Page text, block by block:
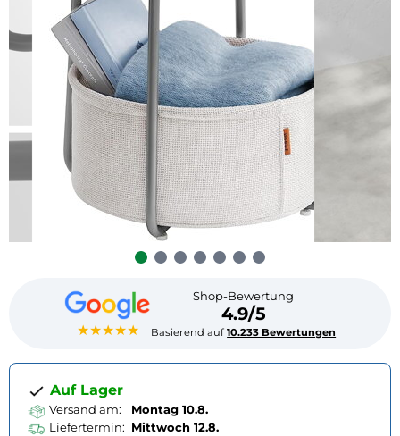
★★★★★
Shop-Bewertung
4.9/5
Basierend auf10.233 Bewertungen
Auf Lager
Versand am:
Montag 10.8.
Liefertermin: Mittwoch 12.8.